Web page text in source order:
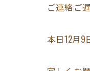
ご連絡ご
本日12月